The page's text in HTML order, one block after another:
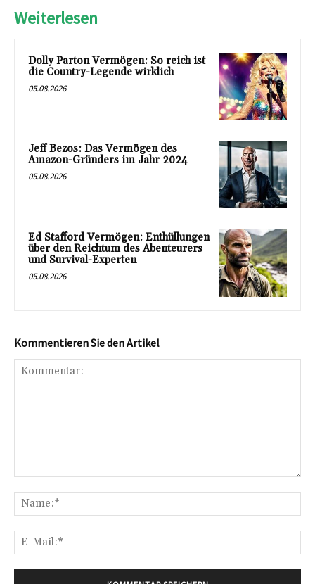
Weiterlesen
Dolly Parton Vermögen: So reich ist
die Country-Legende wirklich
05.08.2026
Jeff Bezos: Das Vermögen des
Amazon-Gründers im Jahr 2024
05.08.2026
Ed Stafford Vermögen: Enthüllungen
über den Reichtum des Abenteurers
und Survival-Experten
05.08.2026
Kommentieren Sie den Artikel